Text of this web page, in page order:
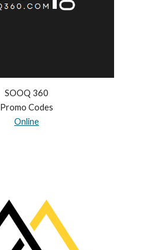
SOOQ 360
Promo Codes
Online